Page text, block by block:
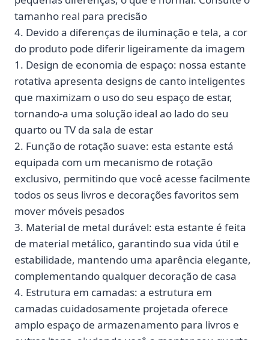
tamanho real para precisão
4. Devido a diferenças de iluminação e tela, a cor
do produto pode diferir ligeiramente da imagem
1. Design de economia de espaço: nossa estante
rotativa apresenta designs de canto inteligentes
que maximizam o uso do seu espaço de estar,
tornando-a uma solução ideal ao lado do seu
quarto ou TV da sala de estar
2. Função de rotação suave: esta estante está
equipada com um mecanismo de rotação
exclusivo, permitindo que você acesse facilmente
todos os seus livros e decorações favoritos sem
mover móveis pesados
3. Material de metal durável: esta estante é feita
de material metálico, garantindo sua vida útil e
estabilidade, mantendo uma aparência elegante,
complementando qualquer decoração de casa
4. Estrutura em camadas: a estrutura em
camadas cuidadosamente projetada oferece
amplo espaço de armazenamento para livros e